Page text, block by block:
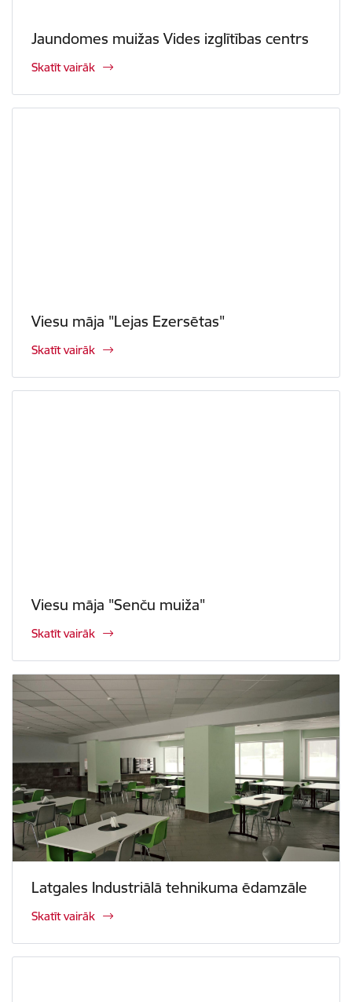
Jaundomes muižas Vides izglītības centrs
Skatīt vairāk
Viesu māja "Lejas Ezersētas"
Skatīt vairāk
Viesu māja "Senču muiža"
Skatīt vairāk
Latgales Industriālā tehnikuma ēdamzāle
Skatīt vairāk